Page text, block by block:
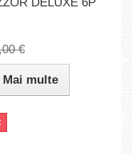
DELUXE 6P
€
Mai multe